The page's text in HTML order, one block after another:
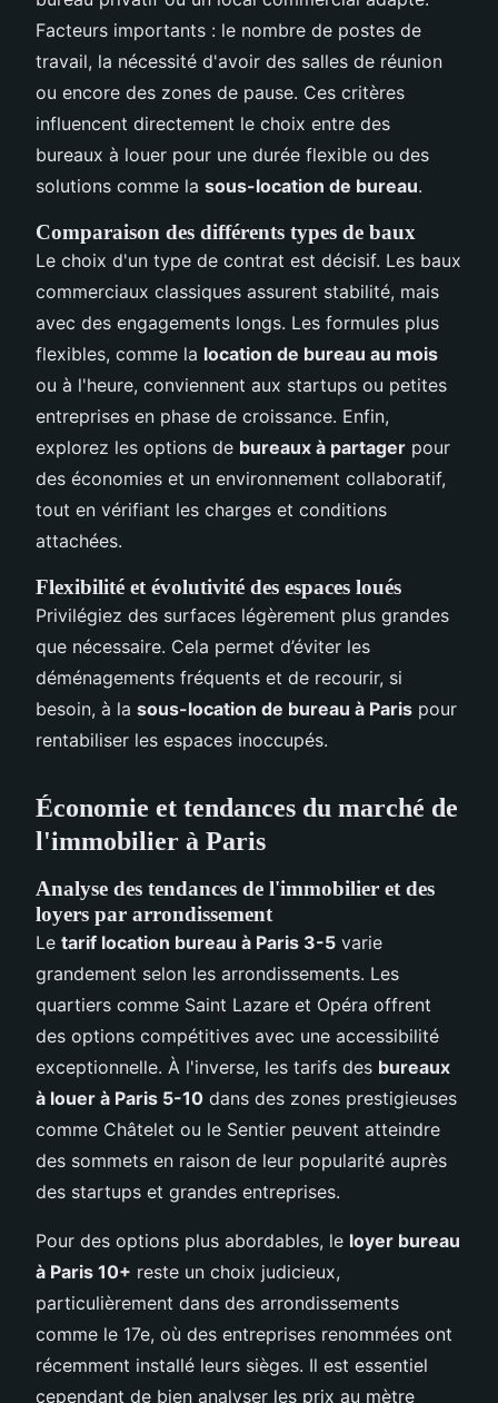
Facteurs importants : le nombre de postes de
travail, la nécessité d'avoir des salles de réunion
ou encore des zones de pause. Ces critères
influencent directement le choix entre des
bureaux à louer pour une durée flexible ou des
solutions comme la sous-location de bureau.
Comparaison des différents types de baux
Le choix d'un type de contrat est décisif. Les baux
commerciaux classiques assurent stabilité, mais
avec des engagements longs. Les formules plus
flexibles, comme la location de bureau au mois
ou à l'heure, conviennent aux startups ou petites
entreprises en phase de croissance. Enfin,
explorez les options de bureaux à partager pour
des économies et un environnement collaboratif,
tout en vérifiant les charges et conditions
attachées.
Flexibilité et évolutivité des espaces loués
Privilégiez des surfaces légèrement plus grandes
que nécessaire. Cela permet d’éviter les
déménagements fréquents et de recourir, si
besoin, à la sous-location de bureau à Paris pour
rentabiliser les espaces inoccupés.
Économie et tendances du marché de
l'immobilier à Paris
Analyse des tendances de l'immobilier et des
loyers par arrondissement
Le tarif location bureau à Paris 3-5 varie
grandement selon les arrondissements. Les
quartiers comme Saint Lazare et Opéra offrent
des options compétitives avec une accessibilité
exceptionnelle. À l'inverse, les tarifs des bureaux
à louer à Paris 5-10 dans des zones prestigieuses
comme Châtelet ou le Sentier peuvent atteindre
des sommets en raison de leur popularité auprès
des startups et grandes entreprises.
Pour des options plus abordables, le loyer bureau
à Paris 10+ reste un choix judicieux,
particulièrement dans des arrondissements
comme le 17e, où des entreprises renommées ont
récemment installé leurs sièges. Il est essentiel
cependant de bien analyser les prix au mètre